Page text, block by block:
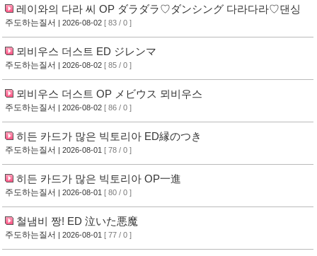
레이와의 다라 씨 OP ダラダラ♡ダンシング 다라다라♡댄싱
주도하는질서 | 2026-08-02 [ 83 / 0 ]
뫼비우스 더스트 ED ジレンマ
주도하는질서 | 2026-08-02 [ 85 / 0 ]
뫼비우스 더스트 OP メビウス 뫼비우스
주도하는질서 | 2026-08-02 [ 86 / 0 ]
히든 카드가 많은 빅토리아 ED縁のつき
주도하는질서 | 2026-08-01 [ 78 / 0 ]
히든 카드가 많은 빅토리아 OP一進
주도하는질서 | 2026-08-01 [ 80 / 0 ]
철냄비 짱! ED 泣いた悪魔
주도하는질서 | 2026-08-01 [ 77 / 0 ]